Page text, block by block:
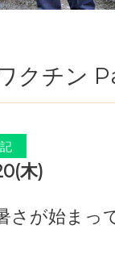
クチン
木)
さが始まっ